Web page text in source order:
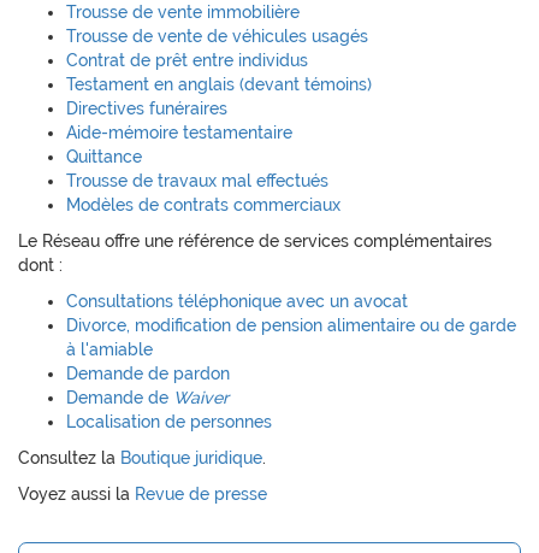
Trousse de vente immobilière
Trousse de vente de véhicules usagés
Contrat de prêt entre individus
Testament en anglais (devant témoins)
Directives funéraires
Aide-mémoire testamentaire
Quittance
Trousse de travaux mal effectués
Modèles de contrats commerciaux
Le Réseau offre une référence de services complémentaires
dont :
Consultations téléphonique avec un avocat
Divorce, modification de pension alimentaire ou de garde
à l'amiable
Demande de pardon
Demande de Waiver
Localisation de personnes
Consultez la Boutique juridique.
Voyez aussi la Revue de presse